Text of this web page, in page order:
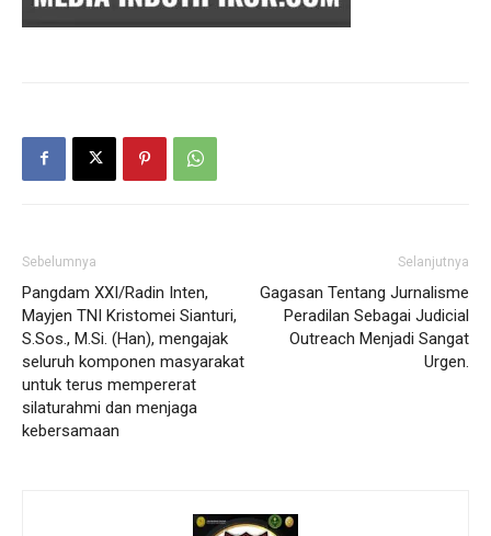
Sebelumnya
Pangdam XXI/Radin Inten,
Mayjen TNI Kristomei Sianturi,
S.Sos., M.Si. (Han), mengajak
seluruh komponen masyarakat
untuk terus mempererat
silaturahmi dan menjaga
kebersamaan
Selanjutnya
Gagasan Tentang Jurnalisme
Peradilan Sebagai Judicial
Outreach Menjadi Sangat
Urgen.